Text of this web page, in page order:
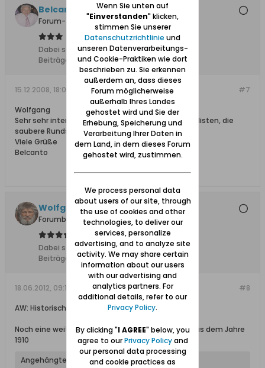
Belcanto
Forum-Teilnehmer
Dabei seit:
24.09.2008
Beiträge:
2509
#7
15.12.2008, 18:01
Wolfgang
Sehr sehr interessantes Stück, auch für die Philatelisten, die
saubere Rundstempel lieben.
Viele Grüße
Belcanto
Wolfgang
Forumbetreiber
Dabei seit:10.02.2008
Beiträge:
11627
#8
18.06.2012, 09:13
AW: Historische Ansichtskarten von Glettkau
Noch eine weitere Ansichtskarte des Kurhauses aus dem Jahre
1910
Angehängte Dateien
Wenn Sie unten auf
"Einverstanden" klicken,
stimmen Sie unserer
Datenschutzrichtlinie und
unseren Datenverarbeitungs-
und Cookie-Praktiken wie dort
beschrieben zu. Sie erkennen
außerdem an, dass dieses
Forum möglicherweise
außerhalb Ihres Landes
gehostet wird und Sie der
Erhebung, Speicherung und
Verarbeitung Ihrer Daten in
dem Land, in dem dieses Forum
gehostet wird, zustimmen.
We process personal data
about users of our site, through
the use of cookies and other
technologies, to deliver our
services, personalize
advertising, and to analyze site
activity. We may share certain
information about our users
with our advertising and
analytics partners. For
additional details, refer to our
Privacy Policy.
By clicking "I AGREE" below, you
agree to ourPrivacy Policyand
our personal data processing
and cookie practices as